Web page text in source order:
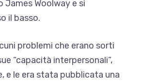
James Woolway e si
il basso.
problemi che erano sorti
“capacità interpersonali”,
e le era stata pubblicata una